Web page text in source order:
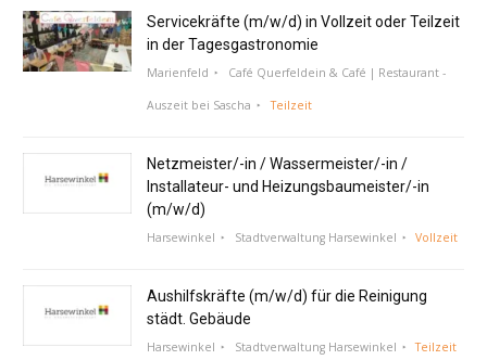
Servicekräfte (m/w/d) in Vollzeit oder Teilzeit
in der Tagesgastronomie
Marienfeld Café Querfeldein & Café | Restaurant -
Auszeit bei Sascha Teilzeit
Netzmeister/-in / Wassermeister/-in /
Installateur- und Heizungsbaumeister/-in
(m/w/d)
Harsewinkel Stadtverwaltung Harsewinkel Vollzeit
Aushilfskräfte (m/w/d) für die Reinigung
städt. Gebäude
Harsewinkel Stadtverwaltung Harsewinkel Teilzeit